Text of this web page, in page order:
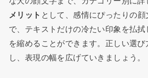
メリット として、感情にぴったりの顔
で、テキストだけの冷たい印象を払
を縮めることができます。正しい選
し、表現の幅を広げていきましょう。